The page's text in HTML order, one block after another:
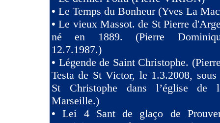
• Le Temps du Bonheur (Yves La
•Le vieux Massot. de St Pierre
né en 1889. (Pierre
12.7.1987.)
• Légende de Saint Christophe.
Testa de St Victor, le 1.3.2008,
St Christophe dans l’église de
Marseille.)
•Lei 4 Sant de glaço de